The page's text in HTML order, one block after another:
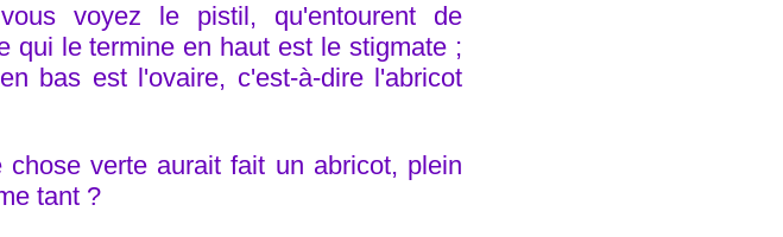
voyez le pistil, qu'entourent de
qui le termine en haut est le stigmate ;
bas est l'ovaire, c'est-à-dire l'abricot
verte aurait fait un abricot, plein
tant ?